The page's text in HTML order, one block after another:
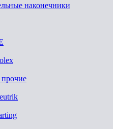
наконечники